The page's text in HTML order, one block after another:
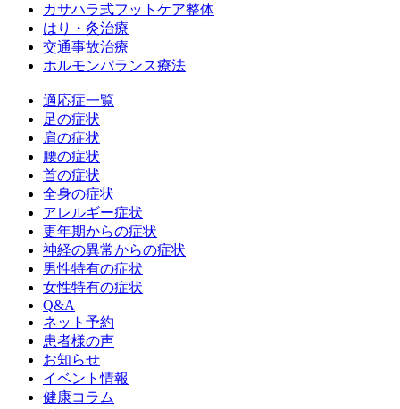
カサハラ式フットケア整体
はり・灸治療
交通事故治療
ホルモンバランス療法
適応症一覧
足の症状
肩の症状
腰の症状
首の症状
全身の症状
アレルギー症状
更年期からの症状
神経の異常からの症状
男性特有の症状
女性特有の症状
Q&A
ネット予約
患者様の声
お知らせ
イベント情報
健康コラム